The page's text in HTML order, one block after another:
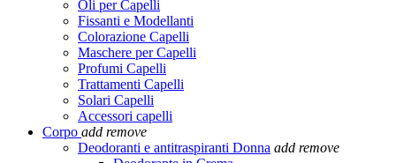
Oli per Capelli
Fissanti e Modellanti
Colorazione Capelli
Maschere per Capelli
Profumi Capelli
Trattamenti Capelli
Solari Capelli
Accessori capelli
Corpo add remove
Deodoranti e antitraspiranti Donna add remove